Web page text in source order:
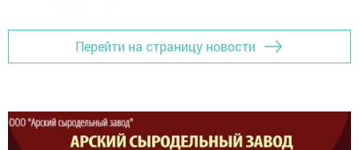
Перейти на страницу новости